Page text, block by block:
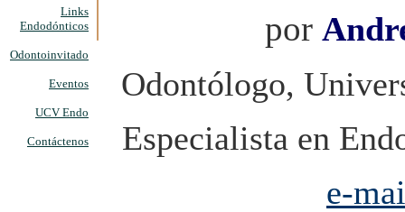
Links
Endodónticos
Odontoinvitado
Eventos
UCV Endo
Contáctenos
por
Odontólogo,
Especialista en
e-